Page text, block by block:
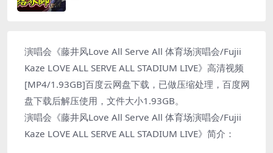
演唱会《藤井风Love All Serve All 体育场演唱会/Fujii
Kaze LOVE ALL SERVE ALL STADIUM LIVE》高清视频
[MP4/1.93GB]百度云网盘下载，已做压缩处理，百度网
盘下载后解压使用，文件大小1.93GB。
演唱会《藤井风Love All Serve All 体育场演唱会/Fujii
Kaze LOVE ALL SERVE ALL STADIUM LIVE》简介：